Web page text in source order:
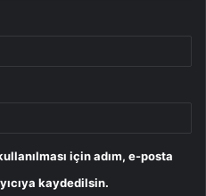
için adım, e-posta
kaydedilsin.